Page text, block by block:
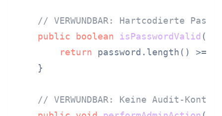
// VERWUNDBAR: Hartcodierte
public
boolean isPasswordValid
return password.length() >=
    }
// VERWUNDBAR: Keine Audit-